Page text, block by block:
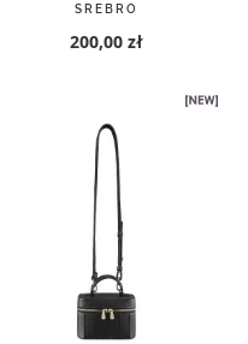
SREBRO
200,00 zł